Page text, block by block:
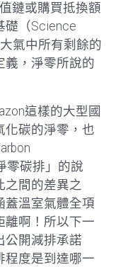
鏈或購買抵換額
礎（Science
氣中所有剩餘的
義，淨零所說的
這樣的大型國
化碳的淨零，也
零碳排」的說
之間的差異之
蓋溫室氣體全項
離啊！所以下一
公開減排承諾
程度是到達哪一